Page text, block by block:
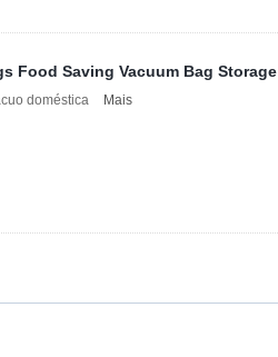
Food Saving Vacuum Bag Storage
doméstica
Mais